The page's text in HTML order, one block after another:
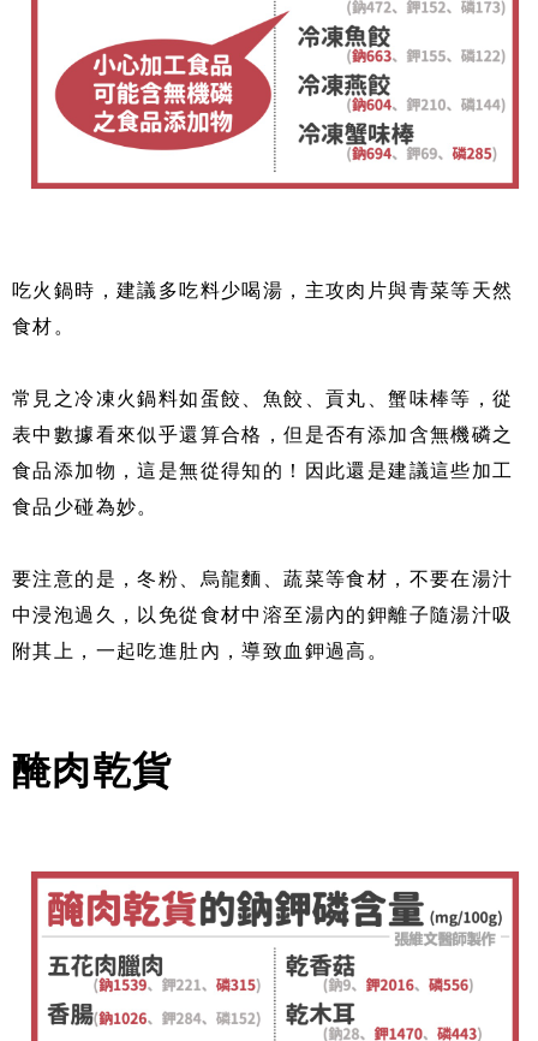
吃火鍋時，建議多吃料少喝湯，主攻肉片與青菜等天然
食材。
常見之冷凍火鍋料如蛋餃、魚餃、貢丸、蟹味棒等，從
表中數據看來似乎還算合格，但是否有添加含無機磷之
食品添加物，這是無從得知的！因此還是建議這些加工
食品少碰為妙。
要注意的是，冬粉、烏龍麵、蔬菜等食材，不要在湯汁
中浸泡過久，以免從食材中溶至湯內的鉀離子隨湯汁吸
附其上，一起吃進肚內，導致血鉀過高。
醃肉乾貨